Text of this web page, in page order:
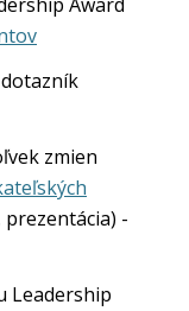
zmien
-
Leadership